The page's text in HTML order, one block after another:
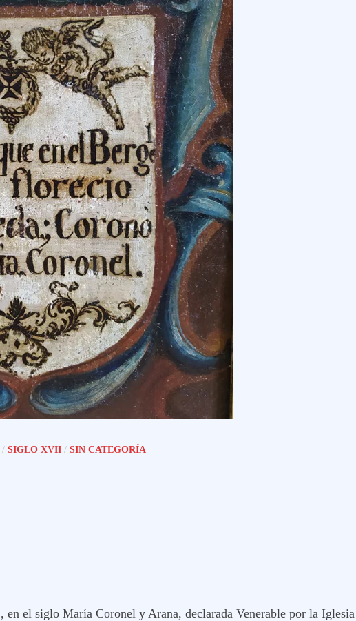
/ SIGLO XVII / SIN CATEGORÍA
en el siglo María Coronel y Arana, declarada Venerable por la Iglesia